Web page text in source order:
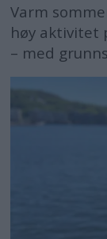
Varm
høy aktivitet
– med